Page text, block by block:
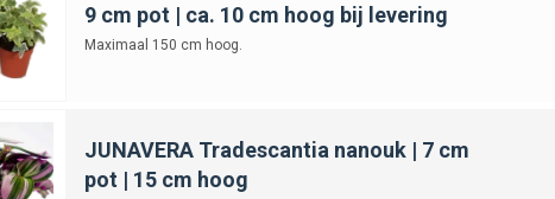
9 cm pot | ca. 10 cm hoog bij levering
Maximaal 150 cm hoog.
JUNAVERA Tradescantia nanouk | 7 cm
pot | 15 cm hoog